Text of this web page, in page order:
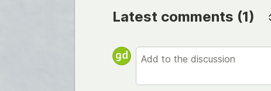
Latest comments (1)